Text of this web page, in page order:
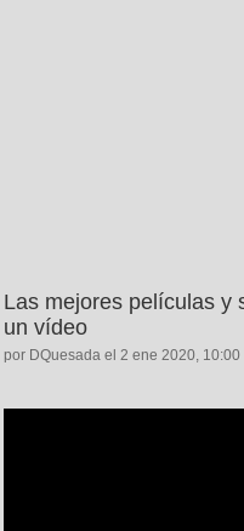
Las mejores películas y
un vídeo
por DQuesada el 2 ene 2020, 10:00